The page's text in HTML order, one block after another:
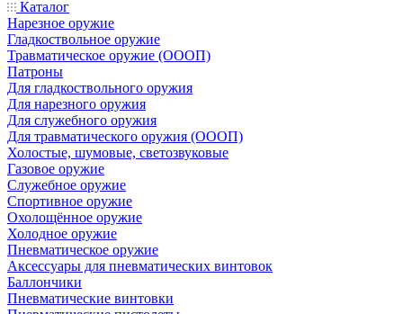
Каталог
Нарезное оружие
Гладкоствольное оружие
Травматическое оружие (ОООП)
Патроны
Для гладкоствольного оружия
Для нарезного оружия
Для служебного оружия
Для травматического оружия (ОООП)
Холостые, шумовые, светозвуковые
Газовое оружие
Служебное оружие
Спортивное оружие
Охолощённое оружие
Холодное оружие
Пневматическое оружие
Аксессуары для пневматических винтовок
Баллончики
Пневматические винтовки